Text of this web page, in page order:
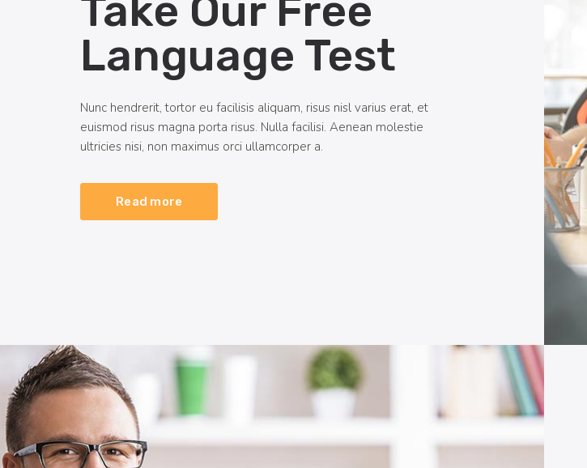
Take Our Free
Language Test
Nunc hendrerit, tortor eu facilisis aliquam, risus nisl varius erat, et
euismod risus magna porta risus. Nulla facilisi. Aenean molestie
ultricies nisi, non maximus orci ullamcorper a.
Read more